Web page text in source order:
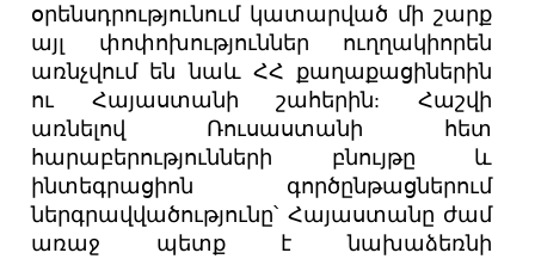
օրենսդրությունում կատարված մի շարք
այլ փոփոխություններ ուղղակիորեն
առնչվում են նաև ՀՀ քաղաքացիներին
ու Հայաստանի շահերին: Հաշվի
առնելով Ռուսաստանի հետ
հարաբերությունների բնույթը և
ինտեգրացիոն գործընթացներում
ներգրավվածությունը՝ Հայաստանը ժամ
առաջ պետք է նախաձեռնի